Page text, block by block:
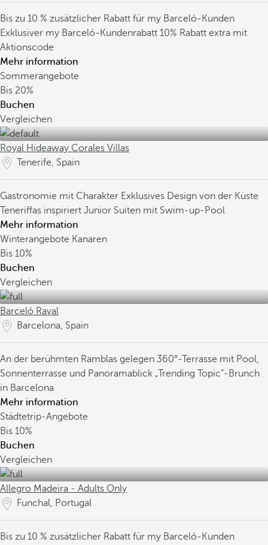
Bis zu 10 % zusätzlicher Rabatt für my Barceló-Kunden
Exklusiver my Barceló-Kundenrabatt 10% Rabatt extra mit
Aktionscode
Mehr information
Sommerangebote
Bis 20%
Buchen
Vergleichen
Royal Hideaway Corales Villas
Tenerife, Spain
Gastronomie mit Charakter Exklusives Design von der Küste
Teneriffas inspiriert Junior Suiten mit Swim-up-Pool
Mehr information
Winterangebote Kanaren
Bis 10%
Buchen
Vergleichen
Barceló Raval
Barcelona, Spain
An der berühmten Ramblas gelegen 360°-Terrasse mit Pool,
Sonnenterrasse und Panoramablick „Trending Topic“-Brunch
in Barcelona
Mehr information
Städtetrip-Angebote
Bis 10%
Buchen
Vergleichen
Allegro Madeira - Adults Only
Funchal, Portugal
Bis zu 10 % zusätzlicher Rabatt für my Barceló-Kunden